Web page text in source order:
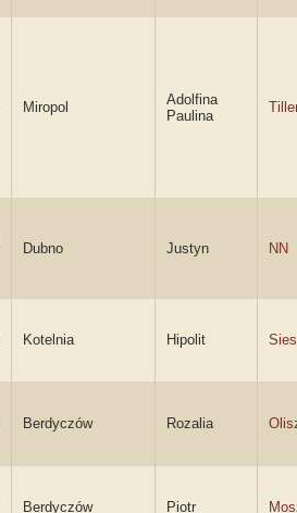
Miropol
Adolfina
Paulina
Dubno Justyn NN
Kotelnia Hipolit
Berdyczów Rozalia
Berdyczów Piotr